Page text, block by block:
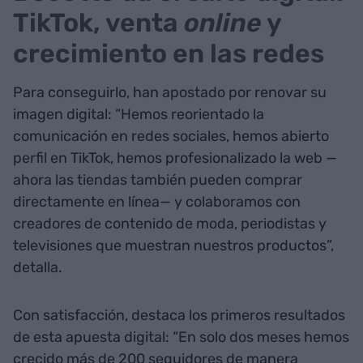
TikTok, venta online y
crecimiento en las redes
Para conseguirlo, han apostado por renovar su
imagen digital: “Hemos reorientado la
comunicación en redes sociales, hemos abierto
perfil en TikTok, hemos profesionalizado la web —
ahora las tiendas también pueden comprar
directamente en línea— y colaboramos con
creadores de contenido de moda, periodistas y
televisiones que muestran nuestros productos”,
detalla.
Con satisfacción, destaca los primeros resultados
de esta apuesta digital: “En solo dos meses hemos
crecido más de 200 seguidores de manera